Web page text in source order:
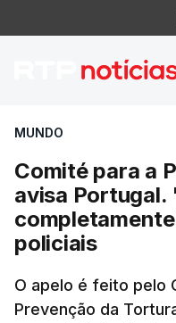
Comité
MUNDO
Comité para a
avisa Portugal.
policiais
O apelo é feito pelo
Prevenção da